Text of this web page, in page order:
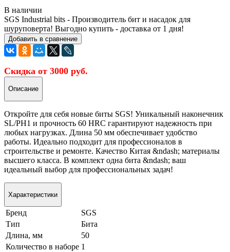
В наличии
SGS Industrial bits - Производитель бит и насадок для
шуруповерта! Выгодно купить - доставка от 1 дня!
Добавить в сравнение
Скидка от 3000 руб.
Описание
Откройте для себя новые биты SGS! Уникальный наконечник
SL/PH1 и прочность 60 HRC гарантируют надежность при
любых нагрузках. Длина 50 мм обеспечивает удобство
работы. Идеально подходит для профессионалов в
строительстве и ремонте. Качество Китая &ndash; материалы
высшего класса. В комплект одна бита &ndash; ваш
идеальный выбор для профессиональных задач!
Характеристики
Бренд
SGS
Тип
Бита
Длина, мм
50
Количество в наборе 1